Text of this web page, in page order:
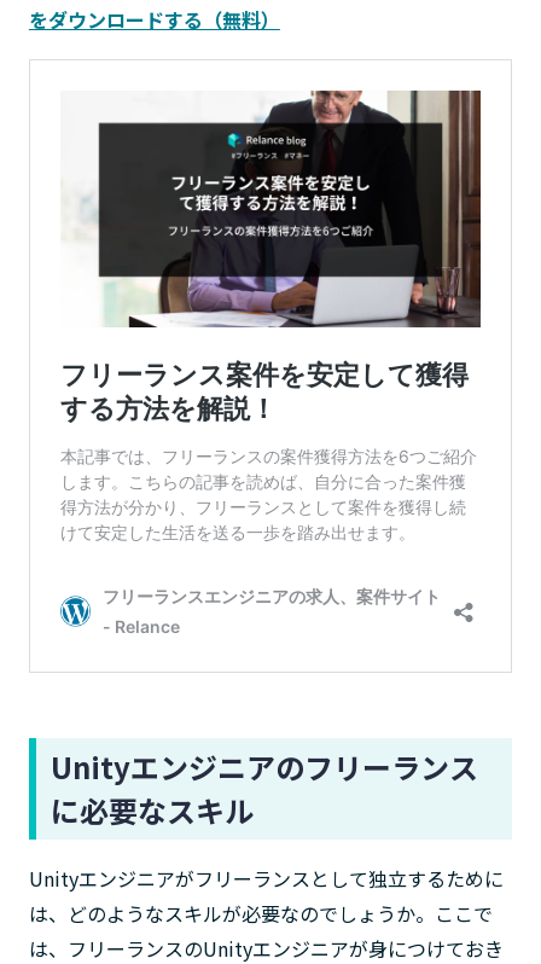
をダウンロードする（無料）
Unityエンジニアのフリーランス
に必要なスキル
Unityエンジニアがフリーランスとして独立するために
は、どのようなスキルが必要なのでしょうか。ここで
は、フリーランスのUnityエンジニアが身につけておき